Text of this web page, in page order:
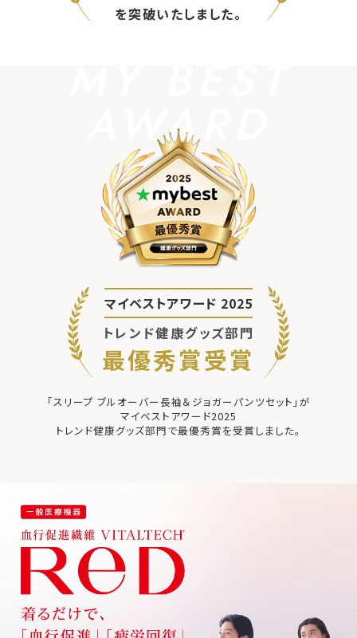
を突破いたしました。
AWARD
マイベストアワード 2025
トレンド健康グッズ部門
最優秀賞受賞
「スリープ ブルオーバー長袖＆ジョガーパンツセット」が
マイベストアワード2025
トレンド健康グッズ部門で最優秀賞を受賞しました。